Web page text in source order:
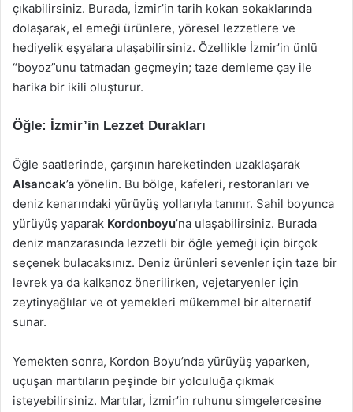
çıkabilirsiniz. Burada, İzmir’in tarih kokan sokaklarında
dolaşarak, el emeği ürünlere, yöresel lezzetlere ve
hediyelik eşyalara ulaşabilirsiniz. Özellikle İzmir’in ünlü
“boyoz”unu tatmadan geçmeyin; taze demleme çay ile
harika bir ikili oluşturur.
Öğle: İzmir’in Lezzet Durakları
Öğle saatlerinde, çarşının hareketinden uzaklaşarak
Alsancak’a yönelin. Bu bölge, kafeleri, restoranları ve
deniz kenarındaki yürüyüş yollarıyla tanınır. Sahil boyunca
yürüyüş yaparak Kordonboyu’na ulaşabilirsiniz. Burada
deniz manzarasında lezzetli bir öğle yemeği için birçok
seçenek bulacaksınız. Deniz ürünleri sevenler için taze bir
levrek ya da kalkanoz önerilirken, vejetaryenler için
zeytinyağlılar ve ot yemekleri mükemmel bir alternatif
sunar.
Yemekten sonra, Kordon Boyu’nda yürüyüş yaparken,
uçuşan martıların peşinde bir yolculuğa çıkmak
isteyebilirsiniz. Martılar, İzmir’in ruhunu simgelercesine